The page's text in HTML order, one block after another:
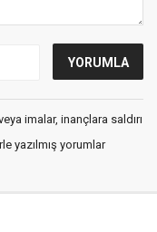
imalar, inançlara saldırı
yazılmış yorumlar